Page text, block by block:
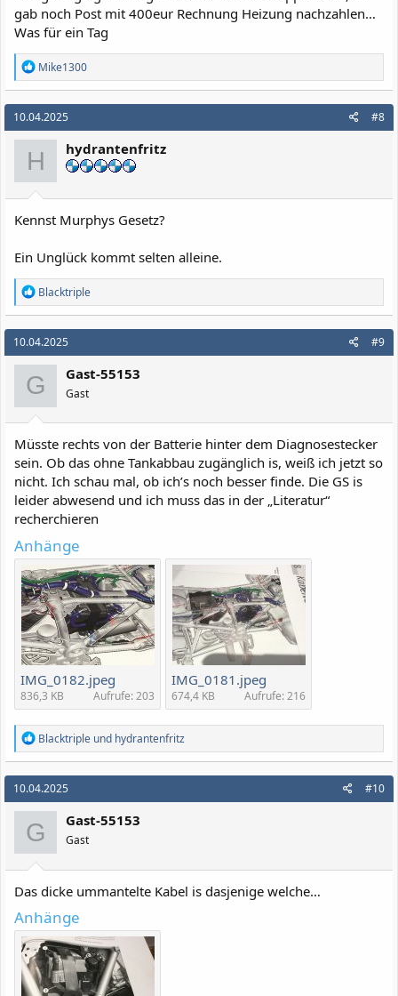
gab noch Post mit 400eur Rechnung Heizung nachzahlen…
Was für ein Tag
R
e
a
k
t
i
o
n
e
n
Mike1300
10.04.2025 #8
H hydrantenfritz
Kennst Murphys Gesetz?
Ein Unglück kommt selten alleine.
R
e
a
k
t
i
o
n
e
n
Blacktriple
10.04.2025 #9
G Gast-55153
Gast
Müsste rechts von der Batterie hinter dem Diagnosestecker
sein. Ob das ohne Tankabbau zugänglich is, weiß ich jetzt so
nicht. Ich schau mal, ob ich’s noch besser finde. Die GS is
leider abwesend und ich muss das in der „Literatur“
recherchieren
Anhänge
IMG_0182.jpeg
836,3 KB Aufrufe: 203
IMG_0181.jpeg
674,4 KB Aufrufe: 216
R
e
a
k
t
i
o
n
e
n
Blacktriple und hydrantenfritz
10.04.2025 #10
G Gast-55153
Gast
Das dicke ummantelte Kabel is dasjenige welche…
Anhänge